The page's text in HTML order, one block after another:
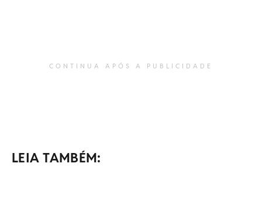
CONTINUA APÓS A PUBLICIDADE
LEIA TAMBÉM: